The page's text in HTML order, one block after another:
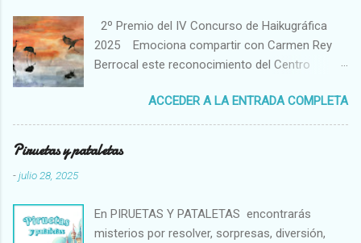
n
c
o
m
e
n
r
o
2º Premio del IV Concurso de Haikugráfica
2025 Emociona compartir con Carmen Rey
Berrocal este reconocimiento del Centro
Salamanca. El haiku es un poema breve de
tradición japonesa que capta un momento
fugaz en conexión con la naturaleza. Me atrae
obra visual ganadora, pintada con tinta china y
acuarela gansai sobre papel de arroz. Carmen
ACCEDER A LA ENTRADA COMPLETA
Piruetas y pataletas
-julio 28, 2025
En PIRUETAS Y PATALETAS encontrarás
misterios por resolver, sorpresas, diversión,